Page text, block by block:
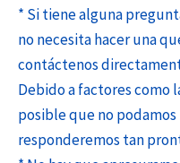
* Si tiene alguna
no necesita hacer una
contáctenos
Debido a factores como
posible que no
responderemos tan